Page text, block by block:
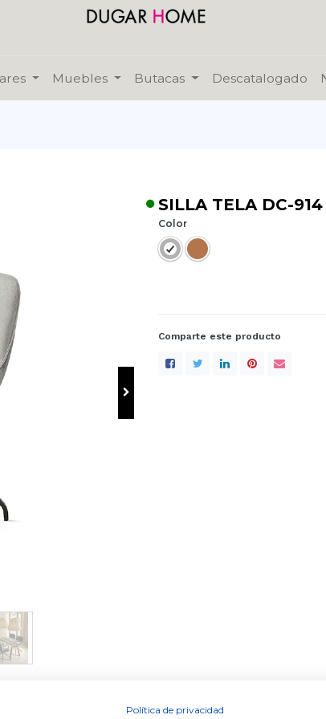
Muebles Butacas Descatalogado
SILLA TELA DC-
Color
Comparte este producto
Política de privacidad